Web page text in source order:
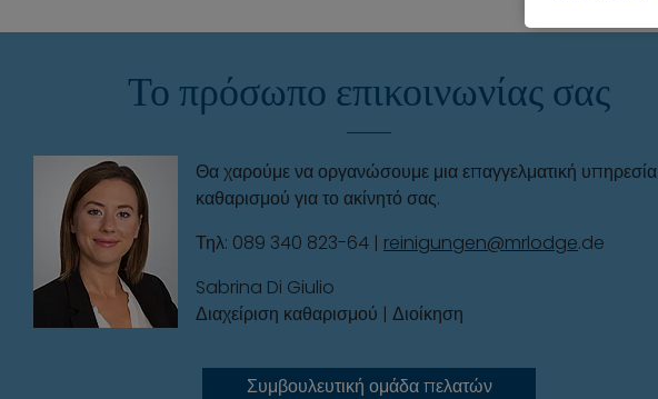
Το πρόσωπο επικοινωνίας σας
Θα χαρούμε να οργανώσουμε μια επαγγελματική υπηρεσία
καθαρισμού για το ακίνητό σας.
Τηλ: 089 340 823-64 | reinigungen@mrlodge.de
Sabrina Di Giulio
Διαχείριση καθαρισμού | Διοίκηση
Συμβουλευτική ομάδα πελατών